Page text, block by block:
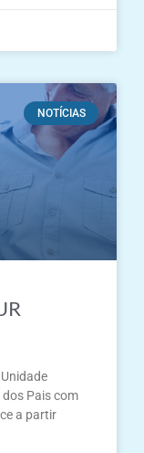
NOTÍCIAS
Pais com
a partir